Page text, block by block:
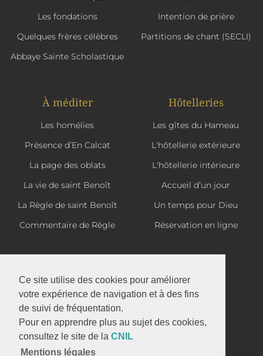
Ce site utilise des cookies pour améliorer
votre expérience de navigation et à des fins
de suivi de fréquentation.
Pour en apprendre plus au sujet des cookies,
consultez le site de la CNIL
Mentions légales
Les fondations
Quelques frères célèbres
Abbaye Sainte Scholastique
Intention de prière
Partitions de chant (SECLI)
À méditer
Les homélies
Présence d’En Calcat
La page des oblats
La vie de saint Benoît
La Règle de saint Benoît
Commentaire de Règle
Hôtelleries
Les gîtes du Hameau
L'hôtellerie extérieure
L'hôtellerie intérieure
Accueil d’un jour
Un temps pour Dieu
Réservation en ligne
La boutique d'En Calcat
Abbaye Saint-Benoît d'En Calcat
1 avenue d'En Calcat